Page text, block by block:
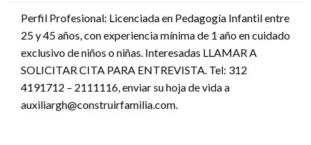
Perfil Profesional: Licenciada en Pedagogía Infantil entre
25 y 45 años, con experiencia mínima de 1 año en cuidado
exclusivo de niños o niñas. Interesadas LLAMAR A
SOLICITAR CITA PARA ENTREVISTA. Tel: 312
4191712 – 2111116, enviar su hoja de vida a
auxiliargh@construirfamilia.com.